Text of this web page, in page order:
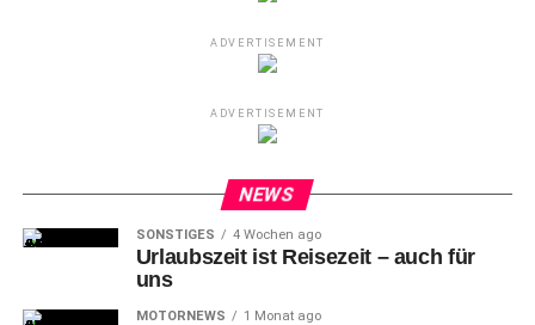
ADVERTISEMENT
ADVERTISEMENT
NEWS
SONSTIGES 4 Wochen ago
Urlaubszeit ist Reisezeit – auch für
uns
MOTORNEWS 1 Monat ago